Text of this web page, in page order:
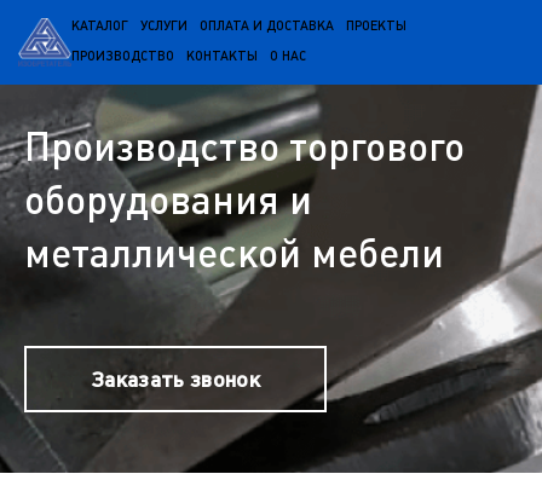
КАТАЛОГ УСЛУГИ ОПЛАТА И ДОСТАВКА ПРОЕКТЫ
ПРОИЗВОДСТВО КОНТАКТЫ О НАС
Производство торгового
оборудования и
металлической мебели
Заказать звонок